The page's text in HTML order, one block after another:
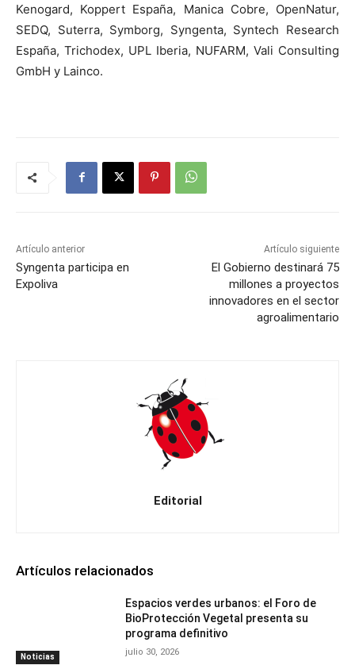
Kenogard, Koppert España, Manica Cobre, OpenNatur,
SEDQ, Suterra, Symborg, Syngenta, Syntech Research
España, Trichodex, UPL Iberia, NUFARM, Vali Consulting
GmbH y Lainco.
Artículo anterior
Syngenta participa en
Expoliva
Artículo siguiente
El Gobierno destinará 75
millones a proyectos
innovadores en el sector
agroalimentario
Editorial
Artículos relacionados
Noticias
Espacios verdes urbanos: el Foro de
BioProtección Vegetal presenta su
programa definitivo
julio 30, 2026